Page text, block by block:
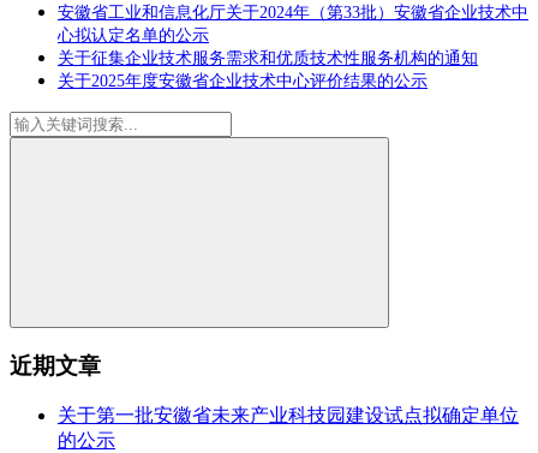
安徽省工业和信息化厅关于2024年（第33批）安徽省企业技术中
心拟认定名单的公示
关于征集企业技术服务需求和优质技术性服务机构的通知
关于2025年度安徽省企业技术中心评价结果的公示
近期文章
关于第一批安徽省未来产业科技园建设试点拟确定单位
的公示